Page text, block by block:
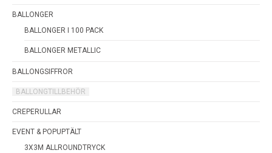
BALLONGER
BALLONGER I 100 PACK
BALLONGER METALLIC
BALLONGSIFFROR
BALLONGTILLBEHÖR
CREPERULLAR
EVENT & POPUPTÄLT
3X3M ALLROUNDTRYCK